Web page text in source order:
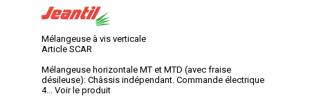
Mélangeuse à vis verticale
Article SCAR
Mélangeuse horizontale MT et MTD (avec fraise
désileuse): Châssis indépendant. Commande électrique
4...
Voir le produit